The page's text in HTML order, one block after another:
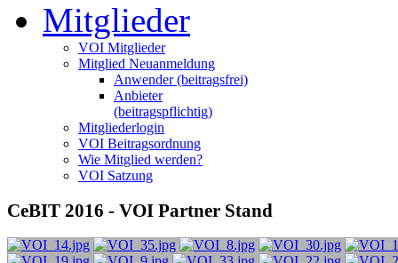
Mitglieder
VOI Mitglieder
Mitglied Neuanmeldung
Anwender (beitragsfrei)
Anbieter
(beitragspflichtig)
Mitgliederlogin
VOI Beitragsordnung
Wie Mitglied werden?
VOI Satzung
CeBIT 2016 - VOI Partner Stand